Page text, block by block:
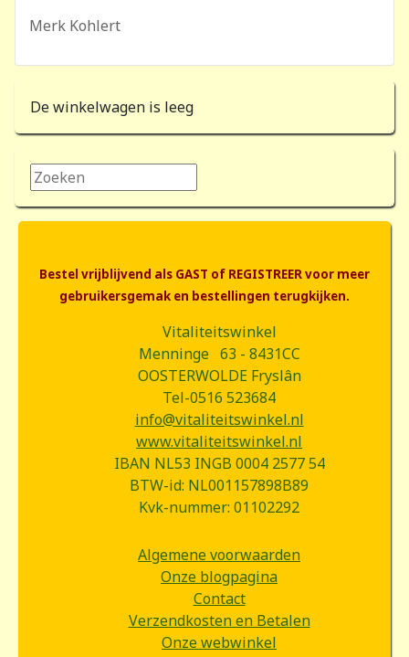
Merk Kohlert
De winkelwagen is leeg
Zoeken...
Bestel vrijblijvend als GAST of REGISTREER voor meer
gebruikersgemak en bestellingen terugkijken.
Vitaliteitswinkel
Menninge 63 - 8431CC
OOSTERWOLDE Fryslân
Tel-0516 523684
info@vitaliteitswinkel.nl
www.vitaliteitswinkel.nl
IBAN NL53 INGB 0004 2577 54
BTW-id: NL001157898B89
Kvk-nummer: 01102292
Algemene voorwaarden
Onze blogpagina
Contact
Verzendkosten en Betalen
Onze webwinkel